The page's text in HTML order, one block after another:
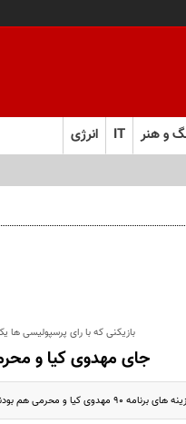
و هنر IT انرژی
بازیکنی که با رای پرسپولیسی ها
جای مهدوی کیا و
و محرمی هم بودند.